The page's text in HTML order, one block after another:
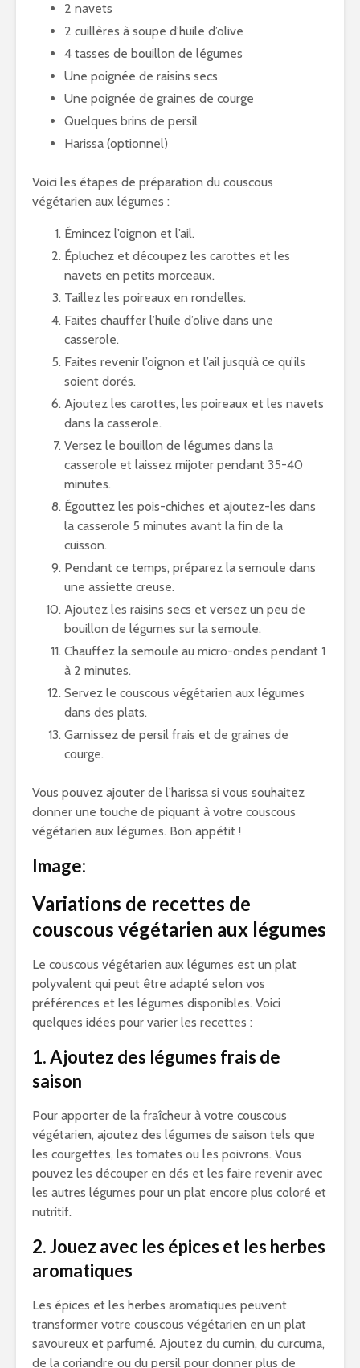
2 navets
2 cuillères à soupe d’huile d’olive
4 tasses de bouillon de légumes
Une poignée de raisins secs
Une poignée de graines de courge
Quelques brins de persil
Harissa (optionnel)
Voici les étapes de préparation du couscous
végétarien aux légumes :
Émincez l’oignon et l’ail.
Épluchez et découpez les carottes et les
navets en petits morceaux.
Taillez les poireaux en rondelles.
Faites chauffer l’huile d’olive dans une
casserole.
Faites revenir l’oignon et l’ail jusqu’à ce qu’ils
soient dorés.
Ajoutez les carottes, les poireaux et les navets
dans la casserole.
Versez le bouillon de légumes dans la
casserole et laissez mijoter pendant 35-40
minutes.
Égouttez les pois-chiches et ajoutez-les dans
la casserole 5 minutes avant la fin de la
cuisson.
Pendant ce temps, préparez la semoule dans
une assiette creuse.
Ajoutez les raisins secs et versez un peu de
bouillon de légumes sur la semoule.
Chauffez la semoule au micro-ondes pendant 1
à 2 minutes.
Servez le couscous végétarien aux légumes
dans des plats.
Garnissez de persil frais et de graines de
courge.
Vous pouvez ajouter de l’harissa si vous souhaitez
donner une touche de piquant à votre couscous
végétarien aux légumes. Bon appétit !
Image:
Variations de recettes de
couscous végétarien aux légumes
Le couscous végétarien aux légumes est un plat
polyvalent qui peut être adapté selon vos
préférences et les légumes disponibles. Voici
quelques idées pour varier les recettes :
1. Ajoutez des légumes frais de
saison
Pour apporter de la fraîcheur à votre couscous
végétarien, ajoutez des légumes de saison tels que
les courgettes, les tomates ou les poivrons. Vous
pouvez les découper en dés et les faire revenir avec
les autres légumes pour un plat encore plus coloré et
nutritif.
2. Jouez avec les épices et les herbes
aromatiques
Les épices et les herbes aromatiques peuvent
transformer votre couscous végétarien en un plat
savoureux et parfumé. Ajoutez du cumin, du curcuma,
de la coriandre ou du persil pour donner plus de